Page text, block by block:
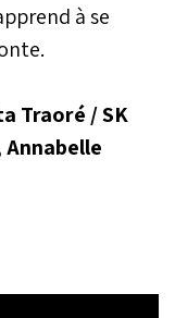
à se
Traoré / SK